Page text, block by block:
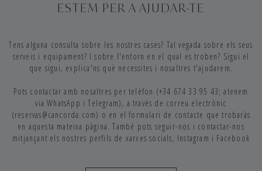
ESTEM PER A AJUDAR-TE
Tens alguna consulta sobre les nostres cases? Tal vegada sobre els seus
serveis i equipament? I sobre l'entorn en el qual es troben? Sigui el
que sigui, explica'ns què necessites i nosaltres t'ajudarem.
Pots contactar amb nosaltres per telèfon (+34 674 33 95 43; atenem
via WhatsApp i Telegram), a través de correu electrònic
(reservas@cancorda.com) o en el formulari de contacte que trobaràs
en aquesta mateixa pàgina. També pots seguir-nos i contactar-nos
mitjançant els nostres perfils de xarxes socials, Instagram i Facebook